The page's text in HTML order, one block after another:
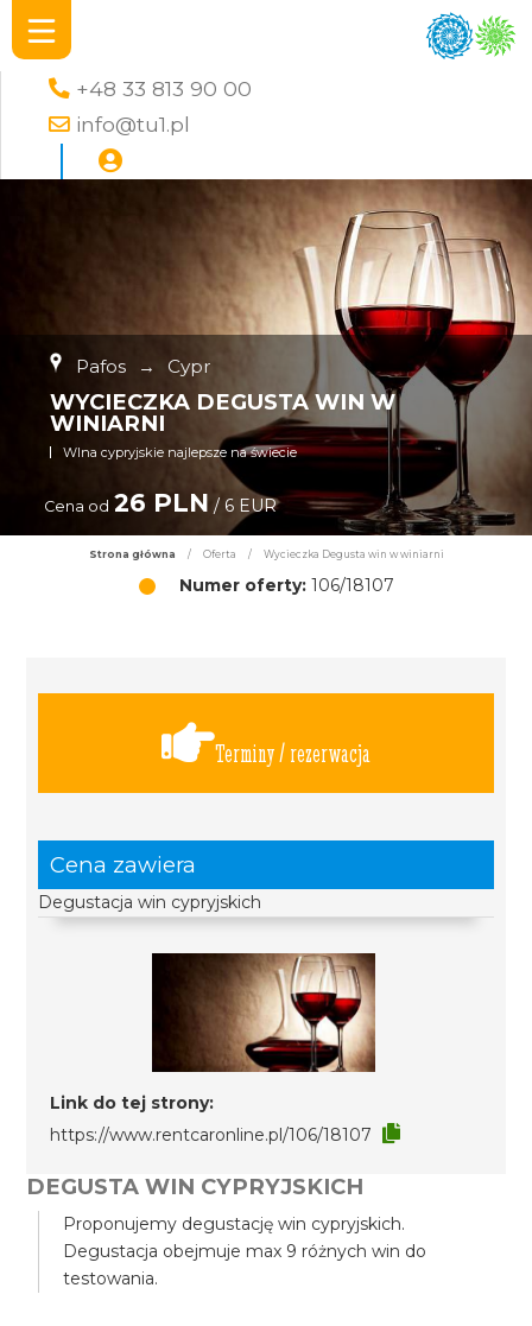
+48 33 813 90 00
info@tu1.pl
Pafos → Cypr
WYCIECZKA DEGUSTA WIN W
WINIARNI
WIna cypryjskie najlepsze na świecie
Cena od 26 PLN / 6 EUR
Strona główna / Oferta / Wycieczka Degusta win w winiarni
Numer oferty:106/18107
Terminy / rezerwacja
Cena zawiera
Degustacja win cypryjskich
Link do tej strony:
https://www.rentcaronline.pl/106/18107
DEGUSTA WIN CYPRYJSKICH
Proponujemy degustację win cypryjskich.
Degustacja obejmuje max 9 różnych win do
testowania.